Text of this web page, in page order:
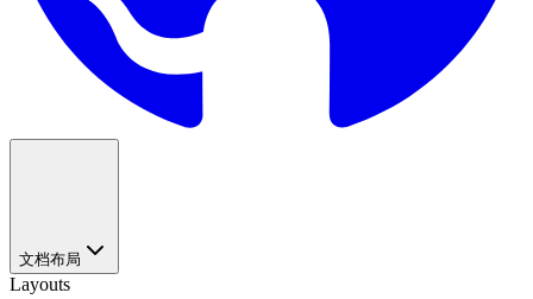
文档布局
Layouts